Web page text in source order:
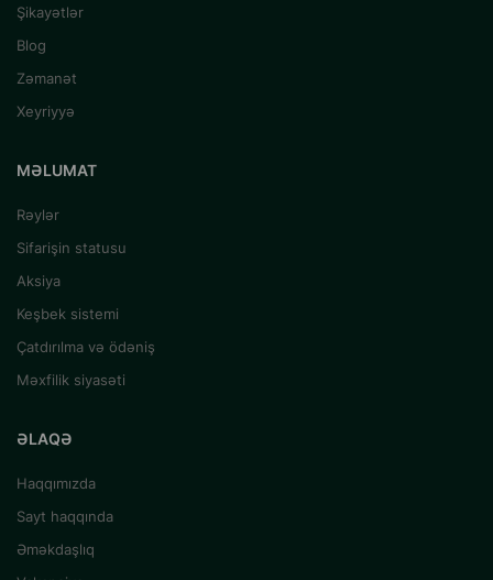
Şikayətlər
Blog
Zəmanət
Xeyriyyə
MƏLUMAT
Rəylər
Sifarişin statusu
Aksiya
Keşbek sistemi
Çatdırılma və ödəniş
Məxfilik siyasəti
ƏLAQƏ
Haqqımızda
Sayt haqqında
Əməkdaşlıq